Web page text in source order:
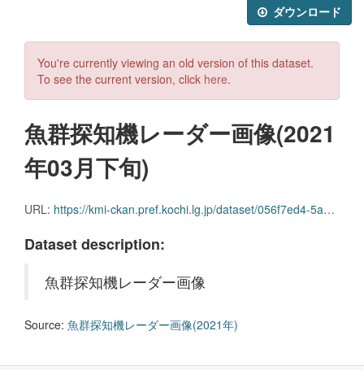
ダウンロード
You're currently viewing an old version of this dataset.
To see the current version, click here.
魚群探知機レーダー画像(2021
年03月下旬)
URL: https://kmi-ckan.pref.kochi.lg.jp/dataset/056f7ed4-5a07-486a-8b65-ec28e5eeb0b5/resource/047c2af7-dbd8-475e-bb1b-2c887b3920ca/download/gyoguntanchikireedaagazou2021nen03gekkajun.zip
Dataset description:
魚群探知機レーダー画像
Source: 魚群探知機レーダー画像(2021年)